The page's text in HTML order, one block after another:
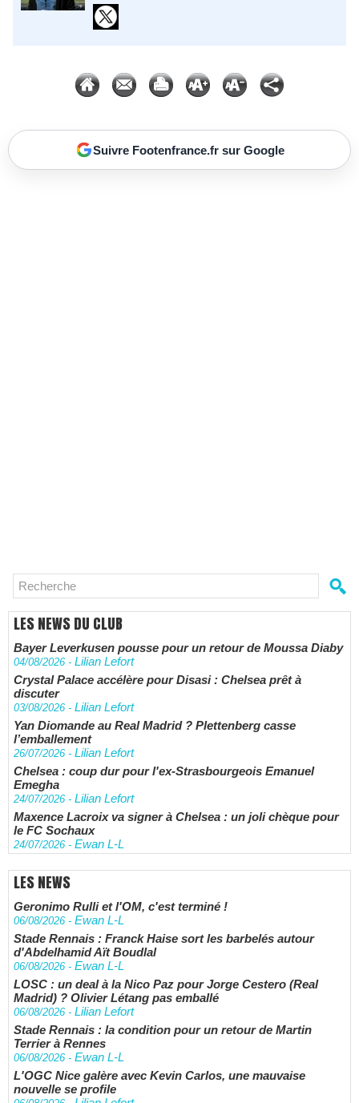
Suivre Footenfrance.fr sur Google
LES NEWS DU CLUB
Bayer Leverkusen pousse pour un retour de Moussa Diaby
04/08/2026 - Lilian Lefort
Crystal Palace accélère pour Disasi : Chelsea prêt à
discuter
03/08/2026 - Lilian Lefort
Yan Diomande au Real Madrid ? Plettenberg casse
l’emballement
26/07/2026 - Lilian Lefort
Chelsea : coup dur pour l'ex-Strasbourgeois Emanuel
Emegha
24/07/2026 - Lilian Lefort
Maxence Lacroix va signer à Chelsea : un joli chèque pour
le FC Sochaux
24/07/2026 - Ewan L-L
LES NEWS
Geronimo Rulli et l'OM, c'est terminé !
06/08/2026 - Ewan L-L
Stade Rennais : Franck Haise sort les barbelés autour
d'Abdelhamid Aït Boudlal
06/08/2026 - Ewan L-L
LOSC : un deal à la Nico Paz pour Jorge Cestero (Real
Madrid) ? Olivier Létang pas emballé
06/08/2026 - Lilian Lefort
Stade Rennais : la condition pour un retour de Martin
Terrier à Rennes
06/08/2026 - Ewan L-L
L'OGC Nice galère avec Kevin Carlos, une mauvaise
nouvelle se profile